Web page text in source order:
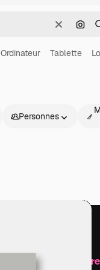
Effacer
Ordinateur Tablette
Personnes
Notre